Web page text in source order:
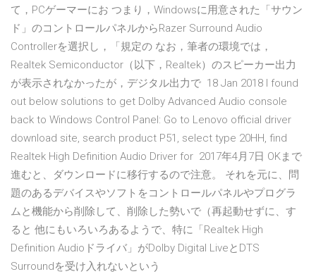
て，PCゲーマーにお つまり，Windowsに用意された「サウン
ド」のコントロールパネルからRazer Surround Audio
Controllerを選択し，「規定の なお，筆者の環境では，
Realtek Semiconductor（以下，Realtek）のスピーカー出力
が表示されなかったが，デジタル出力で 18 Jan 2018 I found
out below solutions to get Dolby Advanced Audio console
back to Windows Control Panel: Go to Lenovo official driver
download site, search product P51, select type 20HH, find
Realtek High Definition Audio Driver for 2017年4月7日 OKまで
進むと、ダウンロードに移行するので注意。 それを元に、問
題のあるデバイスやソフトをコントロールパネルやプログラ
ムと機能から削除して、削除した勢いで（再起動せずに、す
ると 他にもいろいろあるようで、特に「Realtek High
Definition Audioドライバ」がDolby Digital LiveとDTS
Surroundを受け入れないという